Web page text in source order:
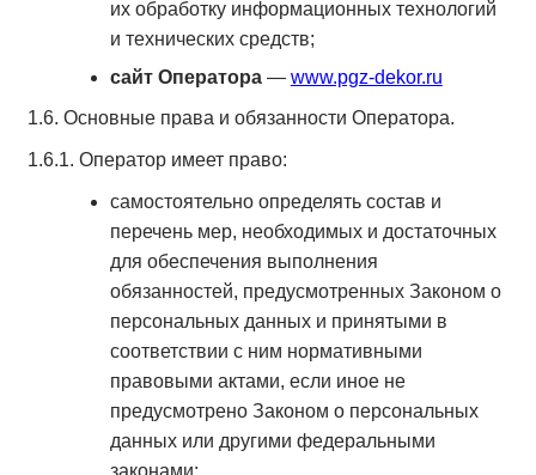
их обработку информационных технологий
и технических средств;
сайт Оператора— www.pgz-dekor.ru
1.6. Основные права и обязанности Оператора.
1.6.1. Оператор имеет право:
самостоятельно определять состав и
перечень мер, необходимых и достаточных
для обеспечения выполнения
обязанностей, предусмотренных Законом о
персональных данных и принятыми в
соответствии с ним нормативными
правовыми актами, если иное не
предусмотрено Законом о персональных
данных или другими федеральными
законами;